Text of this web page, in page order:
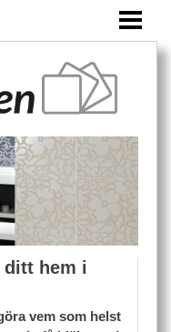
ditt hem i
vem som helst